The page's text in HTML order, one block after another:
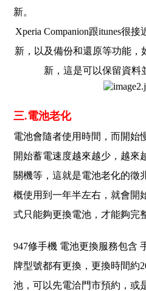
新。
Xperia Companion跟itunes很
新，以及備份和還原等功能，
新，這是可以保留資料
三.電池老化
電池會隨者使用時間，而開始
開始蓄電速度越來越少，越來
關機等，這就是電池老化的徵
概使用到一年半左右，就會開
式只能夠更換電池，才能夠完
947修手機 電池更換服務包含
牌型號都有更換，更換時間約
池，可以先電洽門市預約，或